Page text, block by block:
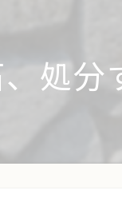
処分